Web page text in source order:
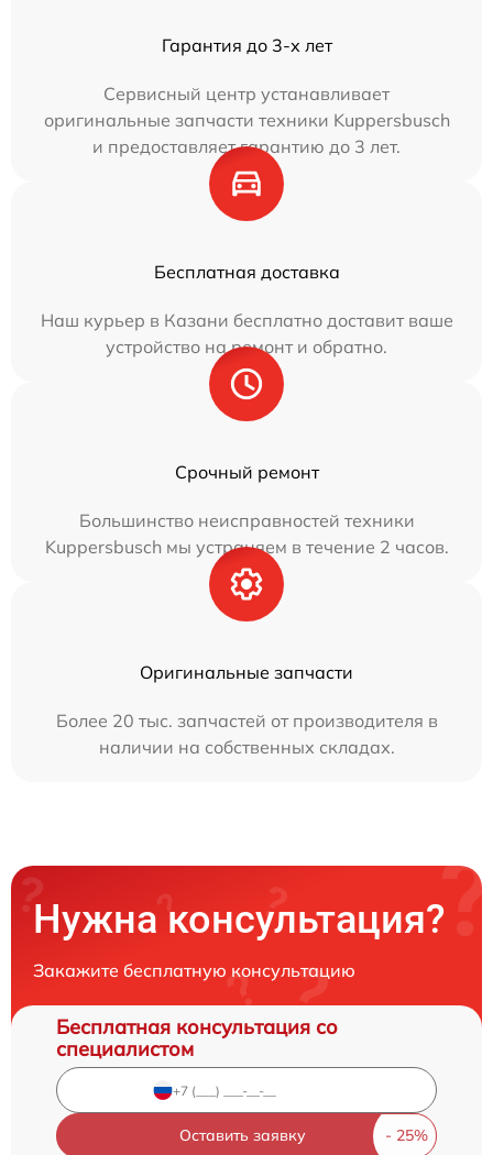
Гарантия до 3-х лет
Сервисный центр устанавливает
оригинальные запчасти техники Kuppersbusch
и предоставляет гарантию до 3 лет.
Бесплатная доставка
Наш курьер в Казани бесплатно доставит ваше
устройство на ремонт и обратно.
Срочный ремонт
Большинство неисправностей техники
Kuppersbusch мы устраняем в течение 2 часов.
Оригинальные запчасти
Более 20 тыс. запчастей от производителя в
наличии на собственных складах.
Нужна консультация?
Закажите бесплатную консультацию
Бесплатная консультация со
специалистом
Оставить заявку